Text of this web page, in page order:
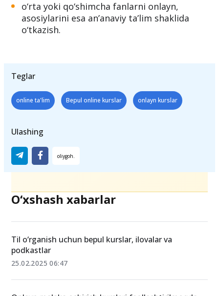
o‘rta yoki qo‘shimcha fanlarni onlayn,
asosiylarini esa an’anaviy ta’lim shaklida
o‘tkazish.
Teglar
online ta'lim Bepul online kurslar onlayn kurslar
Ulashing
O‘xshash xabarlar
Til o‘rganish uchun bepul kurslar, ilovalar va
podkastlar
25.02.2025 06:47